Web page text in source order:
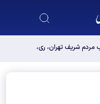
مردم شریف تهران، ری،